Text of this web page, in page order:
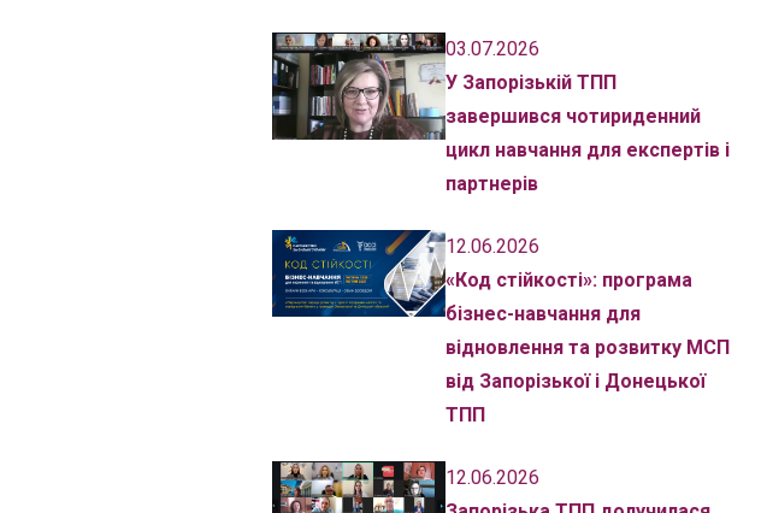
03.07.2026
У Запорізькій ТПП
завершився чотириденний
цикл навчання для експертів і
партнерів
12.06.2026
«Код стійкості»: програма
бізнес-навчання для
відновлення та розвитку МСП
від Запорізької і Донецької
ТПП
12.06.2026